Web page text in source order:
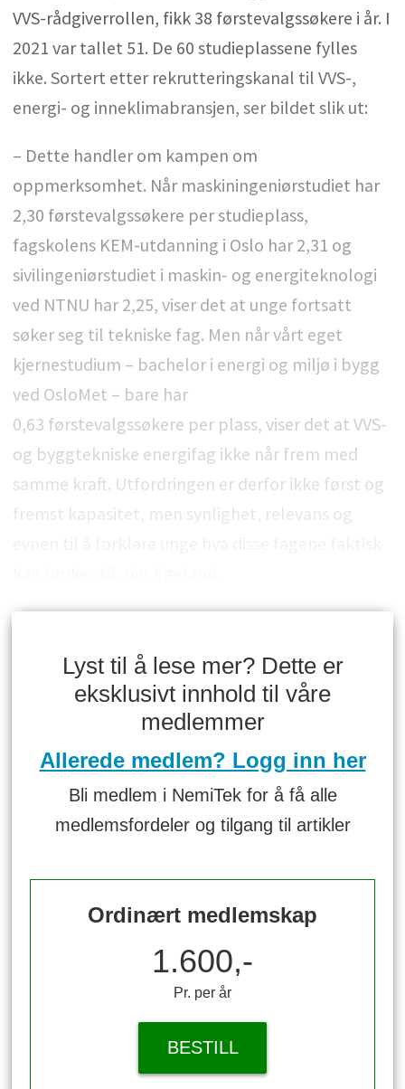
VVS-rådgiverrollen, fikk 38 førstevalgssøkere i år. I
2021 var tallet 51. De 60 studieplassene fylles
ikke. Sortert etter rekrutteringskanal til VVS-,
energi- og inneklimabransjen, ser bildet slik ut:
– Dette handler om kampen om
oppmerksomhet. Når maskiningeniørstudiet har
2,30 førstevalgssøkere per studieplass,
fagskolens KEM-utdanning i Oslo har 2,31 og
sivilingeniørstudiet i maskin- og energiteknologi
ved NTNU har 2,25, viser det at unge fortsatt
søker seg til tekniske fag. Men når vårt eget
kjernestudium – bachelor i energi og miljø i bygg
ved OsloMet – bare har
0,63 førstevalgssøkere per plass, viser det at VVS-
og byggtekniske energifag ikke når frem med
samme kraft. Utfordringen er derfor ikke først og
fremst kapasitet, men synlighet, relevans og
Lyst til å lese mer? Dette er
eksklusivt innhold til våre
medlemmer
Allerede medlem? Logg inn her
Bli medlem i NemiTek for å få alle
medlemsfordeler og tilgang til artikler
Ordinært medlemskap
1.600,-
Pr. per år
BESTILL